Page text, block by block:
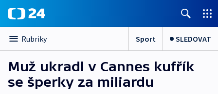
Rubriky Sport SLEDOVAT
Muž ukradl v Cannes kufřík
se šperky za miliardu